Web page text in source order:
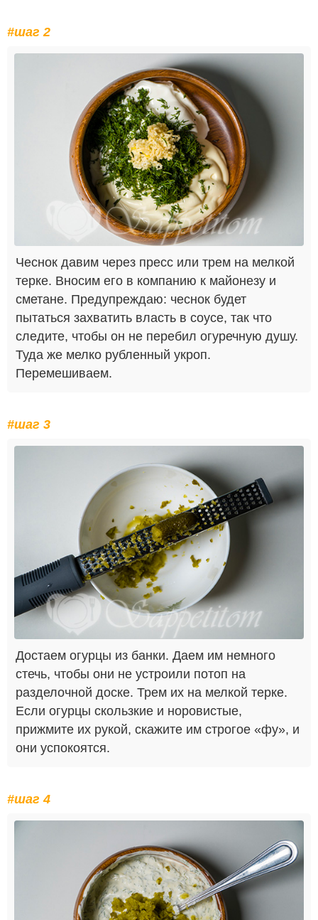
#шаг 2
Чеснок давим через пресс или трем на мелкой
терке. Вносим его в компанию к майонезу и
сметане. Предупреждаю: чеснок будет
пытаться захватить власть в соусе, так что
следите, чтобы он не перебил огуречную душу.
Туда же мелко рубленный укроп.
Перемешиваем.
#шаг 3
Достаем огурцы из банки. Даем им немного
стечь, чтобы они не устроили потоп на
разделочной доске. Трем их на мелкой терке.
Если огурцы скользкие и норовистые,
прижмите их рукой, скажите им строгое «фу», и
они успокоятся.
#шаг 4